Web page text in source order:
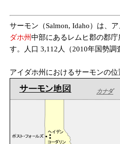
サーモン（Salmon, Idaho）は、
ダホ州中部にあるレムヒ郡の郡
す。人口 3,112人（2010年国勢調
アイダホ州におけるサーモンの位